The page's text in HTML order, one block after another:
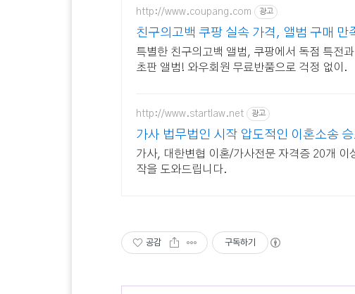
http://www.coupang.com 광고
친구의고백 쿠팡 실속 가격, 앨범 구매 만
특별한 친구의고백 앨범, 쿠팡에서 독점 특전
초판 앨범! 와우회원 무료반품으로 걱정 없이.
http://www.startlaw.net 광고
가사 법무법인 시작 압도적인 이혼소송 승
가사, 대한변협 이혼/가사전문 자격증 20개 이
작을 도와드립니다.
공감 구독하기